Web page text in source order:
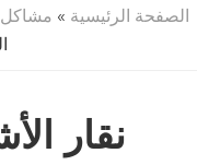
الصفحة الرئيسية » مشاكل
نقار